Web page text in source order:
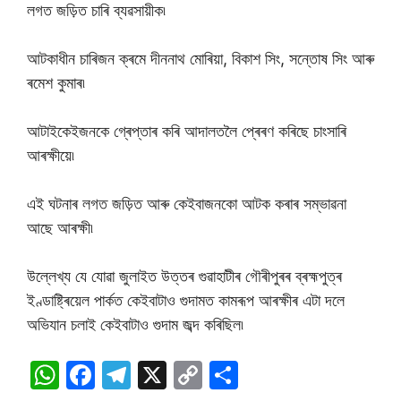
লগত জড়িত চাৰি ব্যৱসায়ীক৷
আটকাধীন চাৰিজন ক্ৰমে দীননাথ মোৰিয়া, বিকাশ সিং, সন্তোষ সিং আৰু
ৰমেশ কুমাৰ৷
আটাইকেইজনকে গ্ৰেপ্তাৰ কৰি আদালতলৈ প্ৰেৰণ কৰিছে চাংসাৰি
আৰক্ষীয়ে৷
এই ঘটনাৰ লগত জড়িত আৰু কেইবাজনকো আটক কৰাৰ সম্ভাৱনা
আছে আৰক্ষী৷
উল্লেখ্য যে যোৱা জুলাইত উত্তৰ গুৱাহাটীৰ গৌৰীপুৰৰ ব্ৰহ্মপুত্ৰ
ইণ্ডাষ্ট্ৰিয়েল পাৰ্কত কেইবাটাও গুদামত কামৰূপ আৰক্ষীৰ এটা দলে
অভিযান চলাই কেইবাটাও গুদাম জব্দ কৰিছিল৷
W F
T
X
C